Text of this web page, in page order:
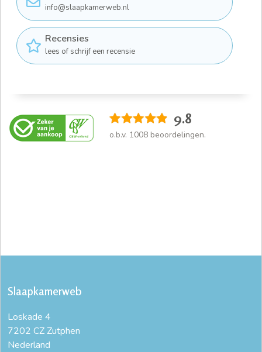
info@slaapkamerweb.nl
Recensies
lees of schrijf een recensie
9.8
o.b.v. 1008 beoordelingen.
Slaapkamerweb
Loskade 4
7202 CZ Zutphen
Nederland